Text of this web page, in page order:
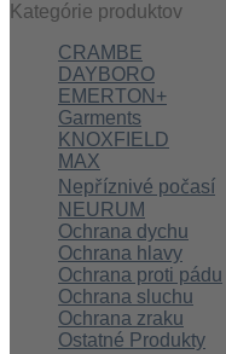
Kategórie produktov
CRAMBE
DAYBORO
EMERTON+
Garments
KNOXFIELD
MAX
Nepříznivé počasí
NEURUM
Ochrana dychu
Ochrana hlavy
Ochrana proti pádu
Ochrana sluchu
Ochrana zraku
Ostatné Produkty